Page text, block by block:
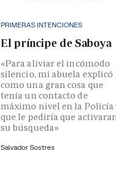
PRIMERAS INTENCIONES
El príncipe de Saboya
«Para aliviar el incómodo
silencio, mi abuela explicó
como una gran cosa que
tenía un contacto de
máximo nivel en la Policía
que le pediría que
su búsqueda»
Salvador Sostres